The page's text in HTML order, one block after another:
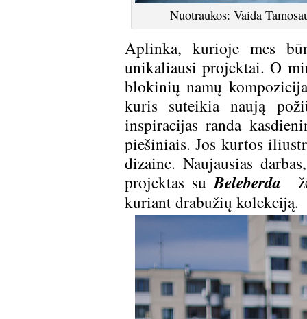
Nuotraukos: Vaida
Aplinka, kurioje mes
unikaliausi projektai. O
blokinių namų
kuris suteikia naują
inspiracijas randa
piešiniais. Jos kurtos
dizaine. Naujausias
projektas suBeleberda
kuriant drabužių kolekciją.